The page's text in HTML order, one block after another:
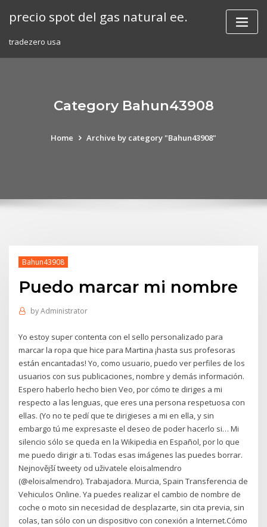
precio spot del gas natural ee.
tradezero usa
Category Bahun43908
Home Archive by category "Bahun43908"
Bahun43908
Puedo marcar mi nombre
byAdministrator
Yo estoy super contenta con el sello personalizado para
marcar la ropa que hice para Martina ¡hasta sus profesoras
están encantadas! Yo, como usuario, puedo ver perfiles de los
usuarios con sus publicaciones, nombre y demás información.
Espero haberlo hecho bien Veo, por cómo te diriges a mi
respecto a las lenguas, que eres una persona respetuosa con
ellas. (Yo no te pedí que te dirigieses a mi en ella, y sin
embargo tú me expresaste el deseo de poder hacerlo si… Mi
silencio sólo se queda en la Wikipedia en Español, por lo que
me puedo dirigir a ti. Todas esas imágenes las puedes borrar.
Nejnovější tweety od uživatele eloisalmendro
(@eloisalmendro). Trabajadora. Murcia, Spain Transferencia de
Vehiculos Online. Ya puedes realizar el cambio de nombre de
coche o moto sin necesidad de desplazarte, sin cita previa, sin
colas, tan sólo con un dispositivo con conexión a Internet.Cómo